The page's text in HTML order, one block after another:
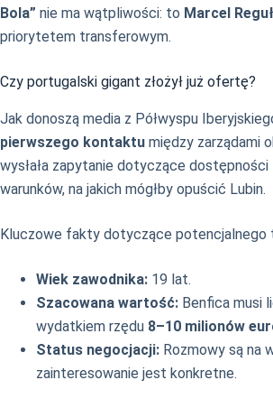
Bola” nie ma wątpliwości: to Marcel
priorytetem transferowym.
Czy portugalski gigant złożył już ofertę?
Jak donoszą media z Półwyspu
pierwszego kontaktu między zarządami
wysłała zapytanie dotyczące dostępności
warunków, na jakich mógłby opuścić Lubin.
Kluczowe fakty dotyczące potencjalnego
Wiek zawodnika: 19 lat.
Szacowana wartość: Benfica musi
wydatkiem rzędu 8–10 milionów
Status negocjacji: Rozmowy są na
zainteresowanie jest konkretne.